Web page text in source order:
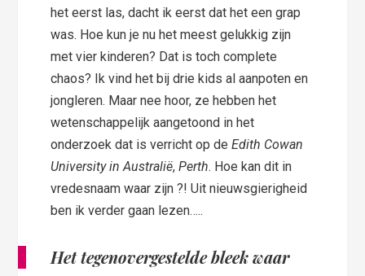
het eerst las, dacht ik eerst dat het een grap
was. Hoe kun je nu het meest gelukkig zijn
met vier kinderen? Dat is toch complete
chaos? Ik vind het bij drie kids al aanpoten en
jongleren. Maar nee hoor, ze hebben het
wetenschappelijk aangetoond in het
onderzoek dat is verricht op deEdith Cowan
University in Australië,Perth. Hoe kan dit in
vredesnaam waar zijn ?! Uit nieuwsgierigheid
ben ik verder gaan lezen…..
Het tegenovergestelde bleek waar